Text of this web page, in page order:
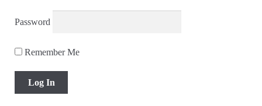
Password
Remember Me